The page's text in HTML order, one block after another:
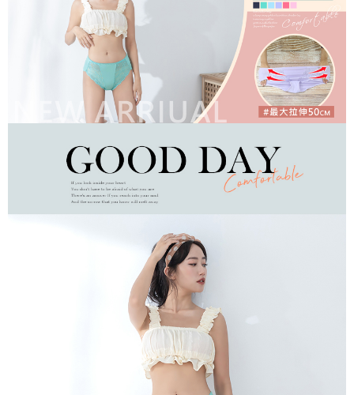
【注意事項】
１．透過由恩沛科技股份有限公司提供之「AFTEE先享後付」服務完成之交
易，需依本服務之必要範圍內提供個人資料，並將交易相關給付款項請求債
權轉讓予恩沛科技股份有限公司。
２．關於個人資料處理事宜，請瀏覽以下網址：
https://aftee.tw/terms/#terms3
３．未成年的使用者請事先徵得法定代理人或監護人之同意方可使用
「AFTEE先享後付」，若未經同意申辦者引起之損失，本公司不負相關責
時審查核予不同之上限額度；若仍有額度不足之情形，本公司將視審查結果
請求用戶進行身份認證。
５．嚴禁一人註冊多個帳號或使用他人資訊註冊。若發現惡意使用之情形，
恩沛科技股份有限公司將有權停止該用戶之使用額度並採取法律行動。
每筆NT$80，滿NT$799(含以上)免運費
付款後萊爾富取貨
每筆NT$80，滿NT$799(含以上)免運費
每筆NT$80，滿NT$799(含以上)免運費
每筆NT$80，滿NT$799(含以上)免運費
7-11取貨(快速到店)
每筆NT$80，滿NT$890(含以上)免運費